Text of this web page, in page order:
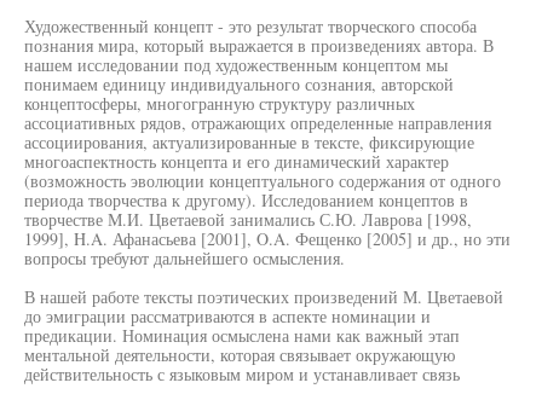
Художественный концепт - это результат творческого способа
познания мира, который выражается в произведениях автора. В
нашем исследовании под художественным концептом мы
понимаем единицу индивидуального сознания, авторской
концептосферы, многогранную структуру различных
ассоциативных рядов, отражающих определенные направления
ассоциирования, актуализированные в тексте, фиксирующие
многоаспектность концепта и его динамический характер
(возможность эволюции концептуального содержания от одного
периода творчества к другому). Исследованием концептов в
творчестве М.И. Цветаевой занимались С.Ю. Лаврова [1998,
1999], H.A. Афанасьева [2001], O.A. Фещенко [2005] и др., но эти
вопросы требуют дальнейшего осмысления.
В нашей работе тексты поэтических произведений М. Цветаевой
до эмиграции рассматриваются в аспекте номинации и
предикации. Номинация осмыслена нами как важный этап
ментальной деятельности, которая связывает окружающую
действительность с языковым миром и устанавливает связь